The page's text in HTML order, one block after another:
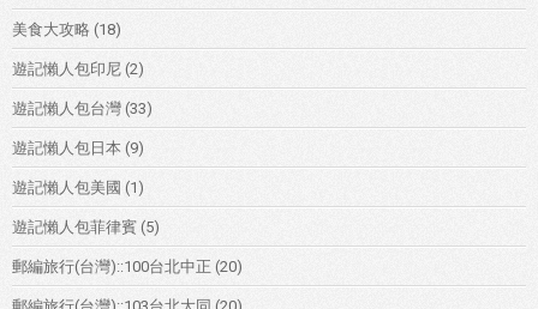
美食大攻略 (18)
遊記懶人包印尼 (2)
遊記懶人包台灣 (33)
遊記懶人包日本 (9)
遊記懶人包美國 (1)
遊記懶人包菲律賓 (5)
郵編旅行(台灣)::100台北中正 (20)